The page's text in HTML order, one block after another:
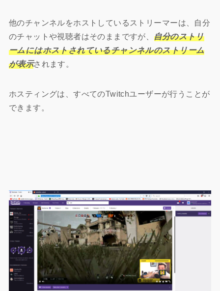
他のチャンネルをホストしているストリーマーは、自分
のチャットや視聴者はそのままですが、 自分のストリ
ームにはホストされているチャンネルのストリーム
が表示されます。
ホスティングは、すべてのTwitchユーザーが行うことが
できます。